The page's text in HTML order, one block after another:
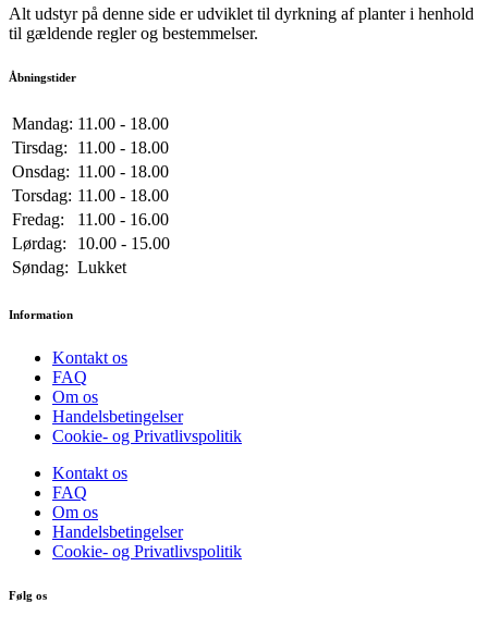
Alt udstyr på denne side er udviklet til dyrkning af planter i henhold
til gældende regler og bestemmelser.
Åbningstider
Mandag: 11.00 - 18.00
Tirsdag:
11.00 - 18.00
Onsdag: 11.00 - 18.00
Torsdag: 11.00 - 18.00
Fredag:
11.00 - 16.00
Lørdag:
10.00 - 15.00
Søndag: Lukket
Information
Kontakt os
FAQ
Om os
Handelsbetingelser
Cookie- og Privatlivspolitik
Kontakt os
FAQ
Om os
Handelsbetingelser
Cookie- og Privatlivspolitik
Følg os